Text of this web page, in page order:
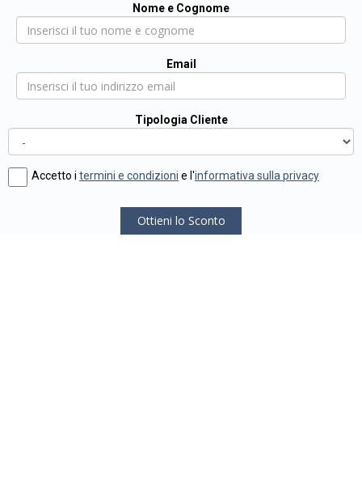
Nome e Cognome
Email
Tipologia Cliente
Accetto i termini e condizioni e l'informativa sulla privacy
Ottieni lo Sconto